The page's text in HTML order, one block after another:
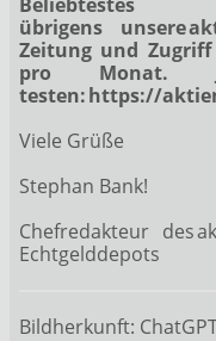
übrigens unsere
Zeitung und
pro Monat.
testen:https://
Viele Grüße
Stephan Bank!
Chefredakteur des
Echtgelddepots
Bildherkunft: